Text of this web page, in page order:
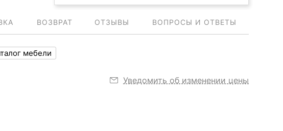
ВОЗВРАТ ОТЗЫВЫ ВОПРОСЫ И ОТВЕТЫ
мебели
Уведомить об изменении цены